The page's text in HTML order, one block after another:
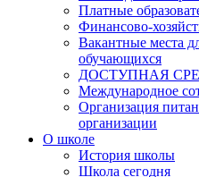
Платные
Финансово-
Вакантные места
обучающихся
ДОСТУПНАЯ
Международное
Организация
организации
О школе
История школы
Школа сегодня